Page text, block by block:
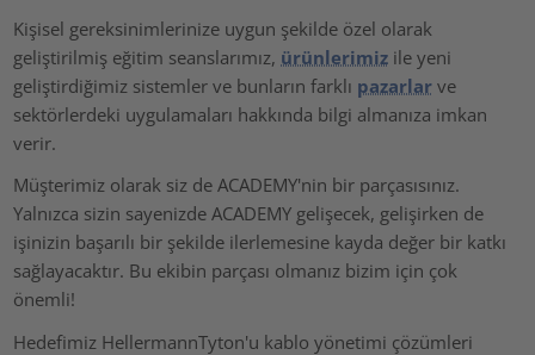
Kişisel gereksinimlerinize uygun şekilde özel olarak
geliştirilmiş eğitim seanslarımız, ürünlerimiz ile yeni
geliştirdiğimiz sistemler ve bunların farklı pazarlar ve
sektörlerdeki uygulamaları hakkında bilgi almanıza imkan
verir.
Müşterimiz olarak siz de ACADEMY'nin bir parçasısınız.
Yalnızca sizin sayenizde ACADEMY gelişecek, gelişirken de
işinizin başarılı bir şekilde ilerlemesine kayda değer bir katkı
sağlayacaktır. Bu ekibin parçası olmanız bizim için çok
önemli!
Hedefimiz HellermannTyton'u kablo yönetimi çözümleri